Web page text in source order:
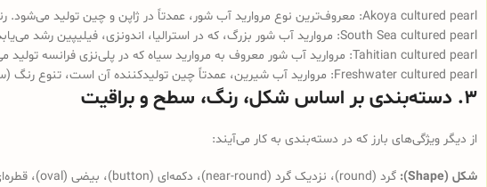
Akoya cultured pearl: معروف‌ترین نوع مروارید آب شور، عمدتاً در ژاپن و چین تولید می‌شود. رنگ غالب سفید یا کرم با براقیت بالا، اندازه غالباً از حدود ۶ تا ۹ میلی‌متر. (
South Sea cultured pearl: مروارید آب شور بزرگ، که در استرالیا، اندونزی، فیلیپین رشد می‌یابد. اندازه بزرگ (۱۰ تا ۱۵ و حتی تا ۲۰ میلی‌متر)، رنگ سفید تا نقره‌ای یا طلایی. (
Tahitian cultured pearl: مروارید آب شور معروف به مروارید سیاه که در پلی‌نزی فرانسه تولید می‌شود، رنگ‌های تیره مانند خاکستری، سبز، بنفش، سیاه دارد. (
Freshwater cultured pearl: مروارید آب شیرین، عمدتاً چین تولیدکننده آن است، تنوع رنگ (سفید، کرم، صورتی، لَون)، اشکال متنوع (چندگرد، بیضی، باروک). (
۳. دسته‌بندی بر اساس شکل، رنگ، سطح و براقیت
از دیگر ویژگی‌های بارز که در دسته‌بندی به کار می‌آیند:
شکل (Shape): گرد (round)، نزدیک گرد (near-round)، دکمه‌ای (button)، بیضی (oval)، قطره‌ای (drop/pear)، باروک (baroque) که شکل نامتقارن دارند. (